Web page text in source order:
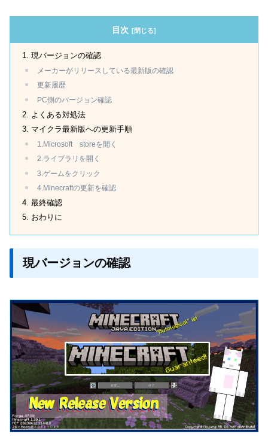
目次
現バージョンの確認
メーカーがリリースしている最新版の確認
更新履歴
PC側のバージョン確認
よくある対処法
マイクラ最新版への更新手順
1.Microsoft storeを開く
2.ライブラリを開く
3.ゲームをクリック
4.Minecraftの更新を確認
最終確認
おわりに
現バージョンの確認